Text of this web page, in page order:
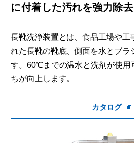
に付着した汚れを強力除去
長靴洗浄装置とは、食品工場や工
れた長靴の靴底、側面を水とブラ
す。60℃までの温水と洗剤が使用
ちが向上します。
カタログ